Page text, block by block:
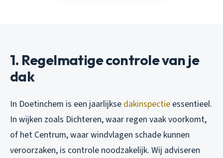
1. Regelmatige controle van je
dak
In Doetinchem is een jaarlijkse dakinspectie essentieel.
In wijken zoals Dichteren, waar regen vaak voorkomt,
of het Centrum, waar windvlagen schade kunnen
veroorzaken, is controle noodzakelijk. Wij adviseren